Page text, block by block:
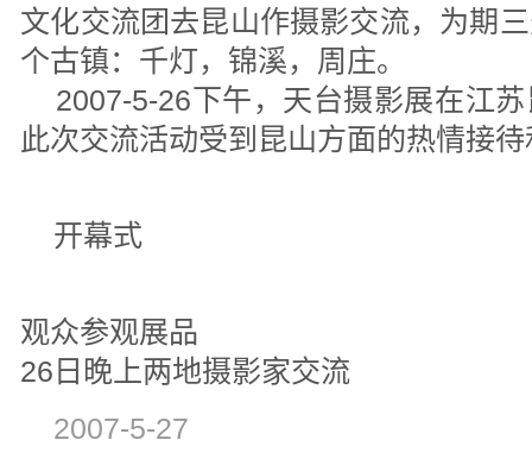
文化交流团去昆山作摄影交流，为期
个古镇：千灯，锦溪，周庄。
2007-5-26下午，天台摄影展在江
此次交流活动受到昆山方面的热情接
开幕式
观众参观展品
26日晚上两地摄影家交流
2007-5-27